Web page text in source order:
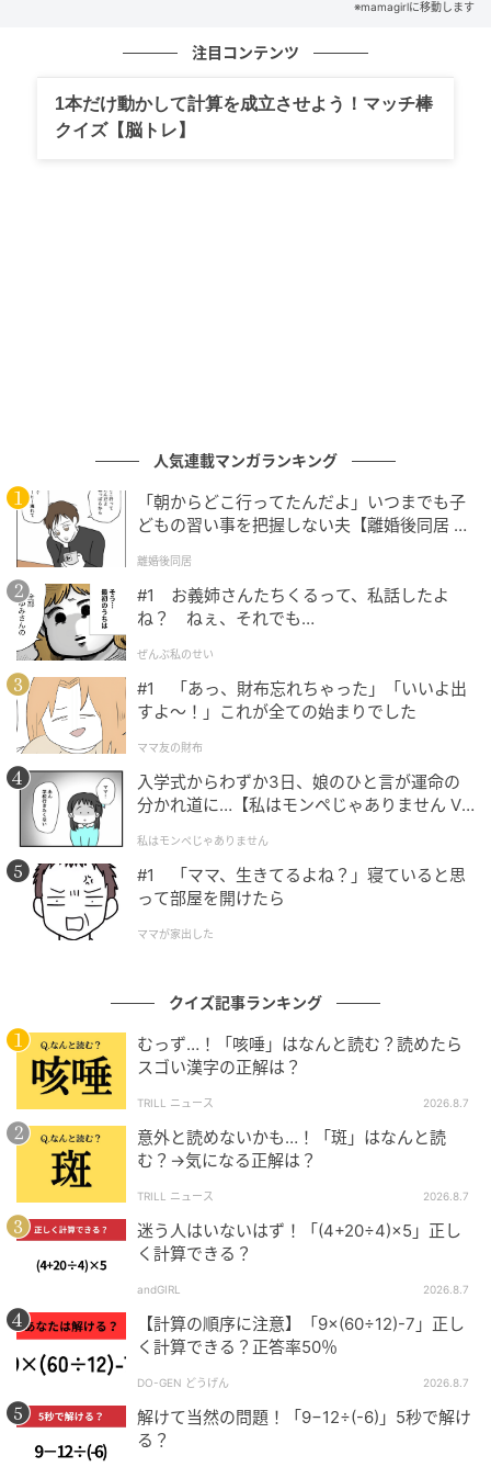
※mamagirlに移動します
注目コンテンツ
1本だけ動かして計算を成立させよう！マッチ棒
クイズ【脳トレ】
人気連載マンガランキング
「朝からどこ行ってたんだよ」いつまでも子
どもの習い事を把握しない夫【離婚後同居 Vo
離婚後同居
#1 お義姉さんたちくるって、私話したよ
ね？ ねぇ、それでも…
ぜんぶ私のせい
#1 「あっ、財布忘れちゃった」「いいよ出
すよ〜！」これが全ての始まりでした
ママ友の財布
入学式からわずか3日、娘のひと言が運命の
分かれ道に…【私はモンペじゃありません Vo
私はモンペじゃありません
#1 「ママ、生きてるよね？」寝ていると思
って部屋を開けたら
ママが家出した
クイズ記事ランキング
むっず…！「咳唾」はなんと読む？読めたら
スゴい漢字の正解は？
TRILL ニュース 2026.8.7
意外と読めないかも…！「斑」はなんと読
む？→気になる正解は？
TRILL ニュース 2026.8.7
迷う人はいないはず！「(4+20÷4)×5」正し
く計算できる？
andGIRL 2026.8.7
【計算の順序に注意】「9×(60÷12)-7」正し
く計算できる？正答率50％
DO-GEN どうげん 2026.8.7
解けて当然の問題！「9−12÷(-6)」5秒で解け
る？